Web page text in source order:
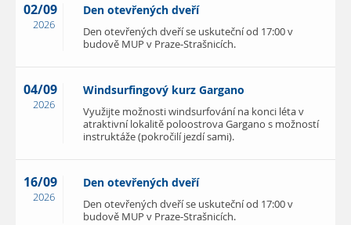
02/09
2026
Den otevřených dveří
Den otevřených dveří se uskuteční od 17:00 v
budově MUP v Praze-Strašnicích.
04/09
2026
Windsurfingový kurz Gargano
Využijte možnosti windsurfování na konci léta v
atraktivní lokalitě poloostrova Gargano s možností
instruktáže (pokročilí jezdí sami).
16/09
2026
Den otevřených dveří
Den otevřených dveří se uskuteční od 17:00 v
budově MUP v Praze-Strašnicích.